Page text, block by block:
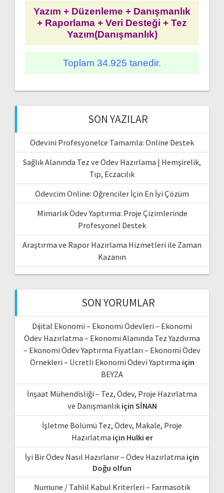
Yazım + Düzenleme + Danışmanlık
+ Raporlama + Veri Desteği + Tez
Yazım(Danışmanlık)
Toplam 34.925 tanedir.
SON YAZILAR
Ödevini Profesyonelce Tamamla: Online Destek
Sağlık Alanında Tez ve Ödev Hazırlama | Hemşirelik,
Tıp, Eczacılık
Ödevcim Online: Öğrenciler İçin En İyi Çözüm
Mimarlık Ödev Yaptırma: Proje Çizimlerinde
Profesyonel Destek
Araştırma ve Rapor Hazırlama Hizmetleri ile Zaman
Kazanın
SON YORUMLAR
Dijital Ekonomi – Ekonomi Ödevleri – Ekonomi
Ödev Hazırlatma – Ekonomi Alanında Tez Yazdırma
– Ekonomi Ödev Yaptırma Fiyatları – Ekonomi Ödev
Örnekleri – Ücretli Ekonomi Ödevi Yaptırma için
BEYZA
İnşaat Mühendisliği – Tez, Ödev, Proje Hazırlatma
ve Danışmanlıkiçin SİNAN
İşletme Bölümü Tez, Ödev, Makale, Proje
Hazırlatma için Hulki er
İyi Bir Ödev Nasıl Hazırlanır – Ödev Hazırlatma için
Doğu olfun
Numune / Tahlil Kabul Kriterleri – Farmasötik